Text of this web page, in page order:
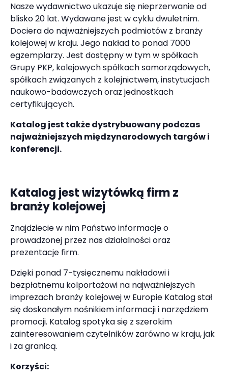
Nasze wydawnictwo ukazuje się nieprzerwanie od
blisko 20 lat. Wydawane jest w cyklu dwuletnim.
Dociera do najważniejszych podmiotów z branży
kolejowej w kraju. Jego nakład to ponad 7000
egzemplarzy. Jest dostępny w tym w spółkach
Grupy PKP, kolejowych spółkach samorządowych,
spółkach związanych z kolejnictwem, instytucjach
naukowo-badawczych oraz jednostkach
certyfikujących.
Katalog jest także dystrybuowany podczas
najważniejszych międzynarodowych targów i
konferencji.
Katalog jest wizytówką firm z
branży kolejowej
Znajdziecie w nim Państwo informacje o
prowadzonej przez nas działalności oraz
prezentacje firm.
Dzięki ponad 7-tysięcznemu nakładowi i
bezpłatnemu kolportażowi na najważniejszych
imprezach branży kolejowej w Europie Katalog stał
się doskonałym nośnikiem informacji i narzędziem
promocji. Katalog spotyka się z szerokim
zainteresowaniem czytelników zarówno w kraju, jak
i za granicą.
Korzyści: